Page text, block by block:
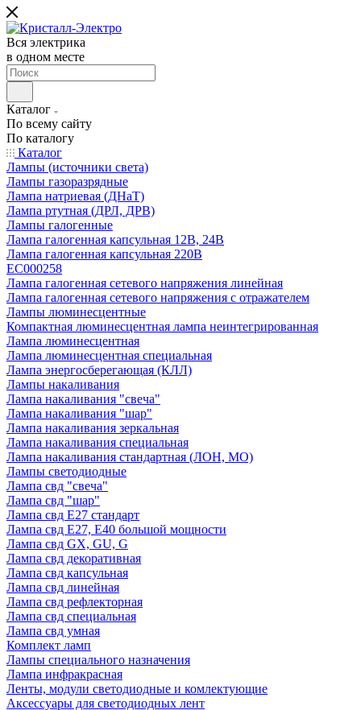
Вся электрика
в одном месте
Каталог
По всему сайту
По каталогу
Каталог
Лампы (источники света)
Лампы газоразрядные
Лампа натриевая (ДНаТ)
Лампа ртутная (ДРЛ, ДРВ)
Лампы галогенные
Лампа галогенная капсульная 12В, 24В
Лампа галогенная капсульная 220В
EC000258
Лампа галогенная сетевого напряжения линейная
Лампа галогенная сетевого напряжения с отражателем
Лампы люминесцентные
Компактная люминесцентная лампа неинтегрированная
Лампа люминесцентная
Лампа люминесцентная специальная
Лампа энергосберегающая (КЛЛ)
Лампы накаливания
Лампа накаливания "свеча"
Лампа накаливания "шар"
Лампа накаливания зеркальная
Лампа накаливания специальная
Лампа накаливания стандартная (ЛОН, МО)
Лампы светодиодные
Лампа свд "свеча"
Лампа свд "шар"
Лампа свд E27 стандарт
Лампа свд E27, Е40 большой мощности
Лампа свд GX, GU, G
Лампа свд декоративная
Лампа свд капсульная
Лампа свд линейная
Лампа свд рефлекторная
Лампа свд специальная
Лампа свд умная
Комплект ламп
Лампы специального назначения
Лампа инфракрасная
Ленты, модули светодиодные и комлектующие
Аксессуары для светодиодных лент